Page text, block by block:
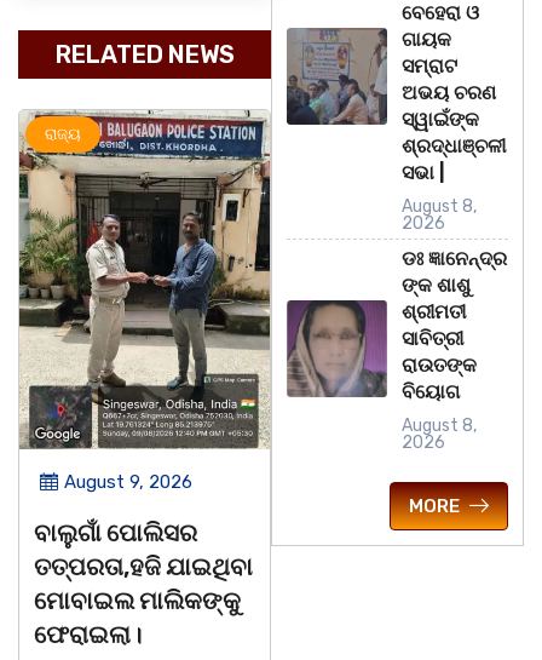
RELATED NEWS
ରାଜ୍ୟ
August 9, 2026
ବାଲୁଗାଁ ପୋଲିସର
ତତ୍‌ପରତା,ହଜି ଯାଇଥିବା
ମୋବାଇଲ ମାଲିକଙ୍କୁ
ଫେରାଇଲା।
ରାଜ୍ୟ
August 9, 2026
ସାରସ୍ୱତ ସାଧିକା ତଥା
ବେହେରା ଓ
ଗାୟକ
ସମ୍ରାଟ
ଅଭୟ ଚରଣ
ସ୍ୱାଇଁଙ୍କ
ଶ୍ରଦ୍ଧାଞ୍ଚଳୀ
ସଭା |
August 8,
2026
ଡଃ ଜ୍ଞାନେନ୍ଦ୍ର
ଙ୍କ ଶାଶୁ
ଶ୍ରୀମତୀ
ସାବିତ୍ରୀ
ରାଉତଙ୍କ
ବିୟୋଗ
August 8,
2026
MORE